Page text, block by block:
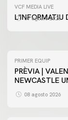
VCF MEDIA LIVE
07 agosto 2026
PRIMER EQUIP
PRIMER EQUIP
PRÈVIA |
NEWCASTLE
08 agosto 2026